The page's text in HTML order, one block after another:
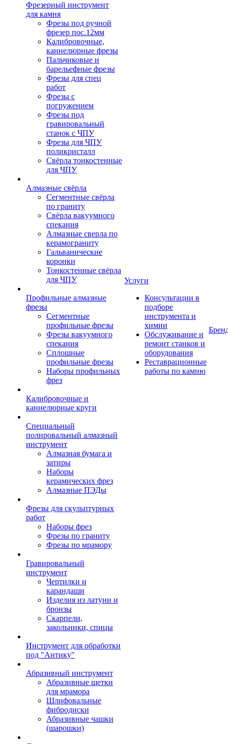
Фрезерный инструмент
для камня
Фрезы под ручной
фрезер пос.12мм
Калибровочные,
каннелюрные фрезы
Пальчиковые и
барельефные фрезы
Фрезы для спец
работ
Фрезы с
погружением
Фрезы под
гравировальный
станок с ЧПУ
Фрезы для ЧПУ
поликристалл
Свёрла тонкостенные
для ЧПУ
Алмазные свёрла
Сегментные свёрла
по граниту
Свёрла вакуумного
спекания
Алмазные сверла по
керамограниту
Гальванические
коронки
Тонкостенные свёрла
для ЧПУ
Профильные алмазные
фрезы
Сегментные
профильные фрезы
Фрезы вакуумного
спекания
Сплошные
профильные фрезы
Наборы профильных
фрез
Калибровочные и
каннелюрные круги
Специальный
полировальный алмазный
инструмент
Алмазная бумага и
затиры
Наборы
керамических фрез
Алмазные ПЭДы
Фрезы для скульптурных
работ
Наборы фрез
Фрезы по граниту
Фрезы по мрамору
Гравировальный
инструмент
Чертилки и
карандаши
Изделия из латуни и
бронзы
Скарпели,
закольники, спицы
Инструмент для обработки
под "Антику"
Абразивный инструмент
Абразивные щетки
для мрамора
Шлифовальные
фибродиски
Абразивные чашки
(шарошки)
Услуги
Консультации в
подборе
инструмента и
химии
Обслуживание и
ремонт станков и
оборудования
Реставрационные
работы по камню